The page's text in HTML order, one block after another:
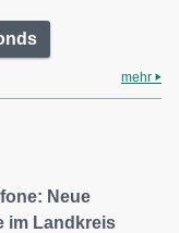
mehr
Neue
im Landkreis